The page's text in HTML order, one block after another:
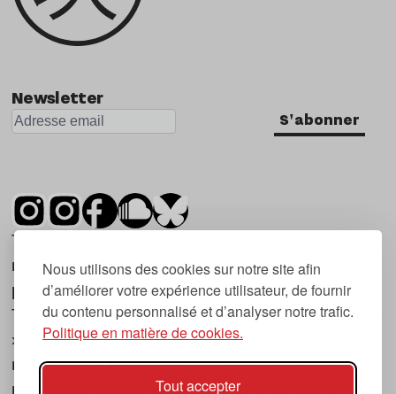
Nous utilisons des cookies sur notre site afin
d’améliorer votre expérience utilisateur, de fournir
du contenu personnalisé et d’analyser notre trafic.
Politique en matière de cookies.
Tout accepter
Newsletter
S'abonner
Tsugi est un mensuel indépendant sur la
musique et les nouvelles tendances, dont la
première parution date de 2007.
Tsugi en japonais signifie « prochain », « suivant
», ce qui correspond à la thématique du
magazine, à l’affût des nouvelles tendances
musicales, qu’elles viennent de la musique